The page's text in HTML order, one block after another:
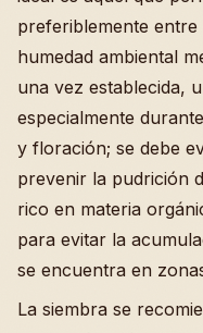
preferiblemente entre
humedad ambiental
una vez establecida,
especialmente
y floración; se debe
prevenir la pudrición
rico en materia
para evitar la
se encuentra en
La siembra se